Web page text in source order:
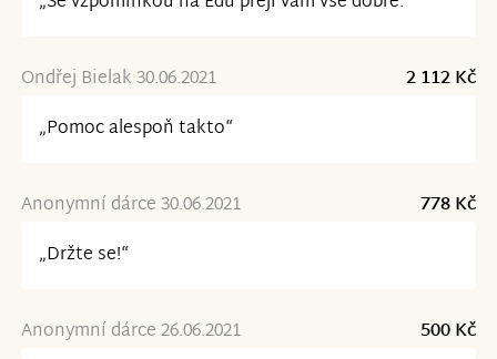
Ondřej Bielak 30.06.2021
2 112 Kč
„Pomoc alespoň takto“
Anonymní dárce 30.06.2021
778 Kč
„Držte se!“
Anonymní dárce 26.06.2021
500 Kč